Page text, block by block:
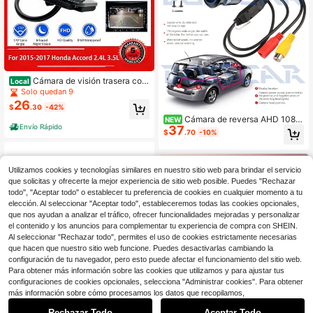
Local Cámara de visión trasera com
patible con Accord 2014 2015 2016
2017 Cámara de asistencia de esta
cionamiento que reemplaza # 3953
0-T2A-U110-M2
Solo quedan 9
$26.30 -42%
Envío Rápido
Ahorro de $30.88
95760-A7000 Cámara de Re
NEW Cámara de reversa AHD 1080
P para coche, vista frontal y traser
a, lente ojo de pez 170°, Full HD, visi
aldo para vehículo
$37.70 -10%
Ahorro de $43.22
1
0
Utilizamos cookies y tecnologías similares en nuestro sitio web para brindar el servicio
que solicitas y ofrecerte la mejor experiencia de sitio web posible. Puedes "Rechazar
todo", "Aceptar todo" o establecer tu preferencia de cookies en cualquier momento a tu
elección. Al seleccionar "Aceptar todo", estableceremos todas las cookies opcionales,
que nos ayudan a analizar el tráfico, ofrecer funcionalidades mejoradas y personalizar
el contenido y los anuncios para complementar tu experiencia de compra con SHEIN.
Al seleccionar "Rechazar todo", permites el uso de cookies estrictamente necesarias
que hacen que nuestro sitio web funcione. Puedes desactivarlas cambiando la
configuración de tu navegador, pero esto puede afectar el funcionamiento del sitio web.
Para obtener más información sobre las cookies que utilizamos y para ajustar tus
configuraciones de cookies opcionales, selecciona "Administrar cookies". Para obtener
más información sobre cómo procesamos los datos que recopilamos,